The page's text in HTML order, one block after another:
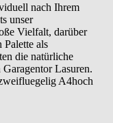
nach Ihrem
unser
Vielfalt, darüber
Palette als
die natürliche
Lasuren.